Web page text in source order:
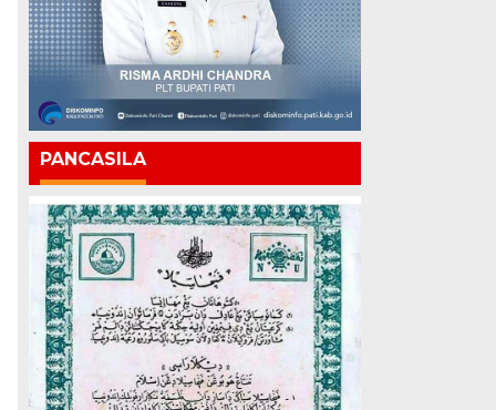
PANCASILA